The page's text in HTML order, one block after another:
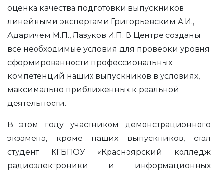
оценка качества подготовки выпускников
линейными экспертами Григорьевским А.И.,
Адаричем М.П., Лазуков И.П. В Центре созданы
все необходимые условия для проверки уровня
сформированности профессиональных
компетенций наших выпускников в условиях,
максимально приближенных к реальной
деятельности.
В этом году участником демонстрационного
экзамена, кроме наших выпускников, стал
студент КГБПОУ «Красноярский колледж
радиоэлектроники и информационных